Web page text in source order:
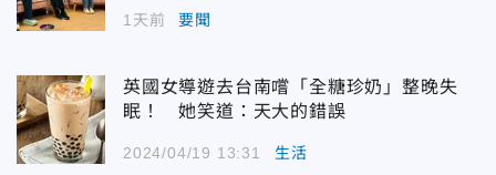
1天前 要聞
英國女導遊去台南嚐「全糖珍奶」整晚失
眠！ 她笑道：天大的錯誤
2024/04/19 13:31 生活